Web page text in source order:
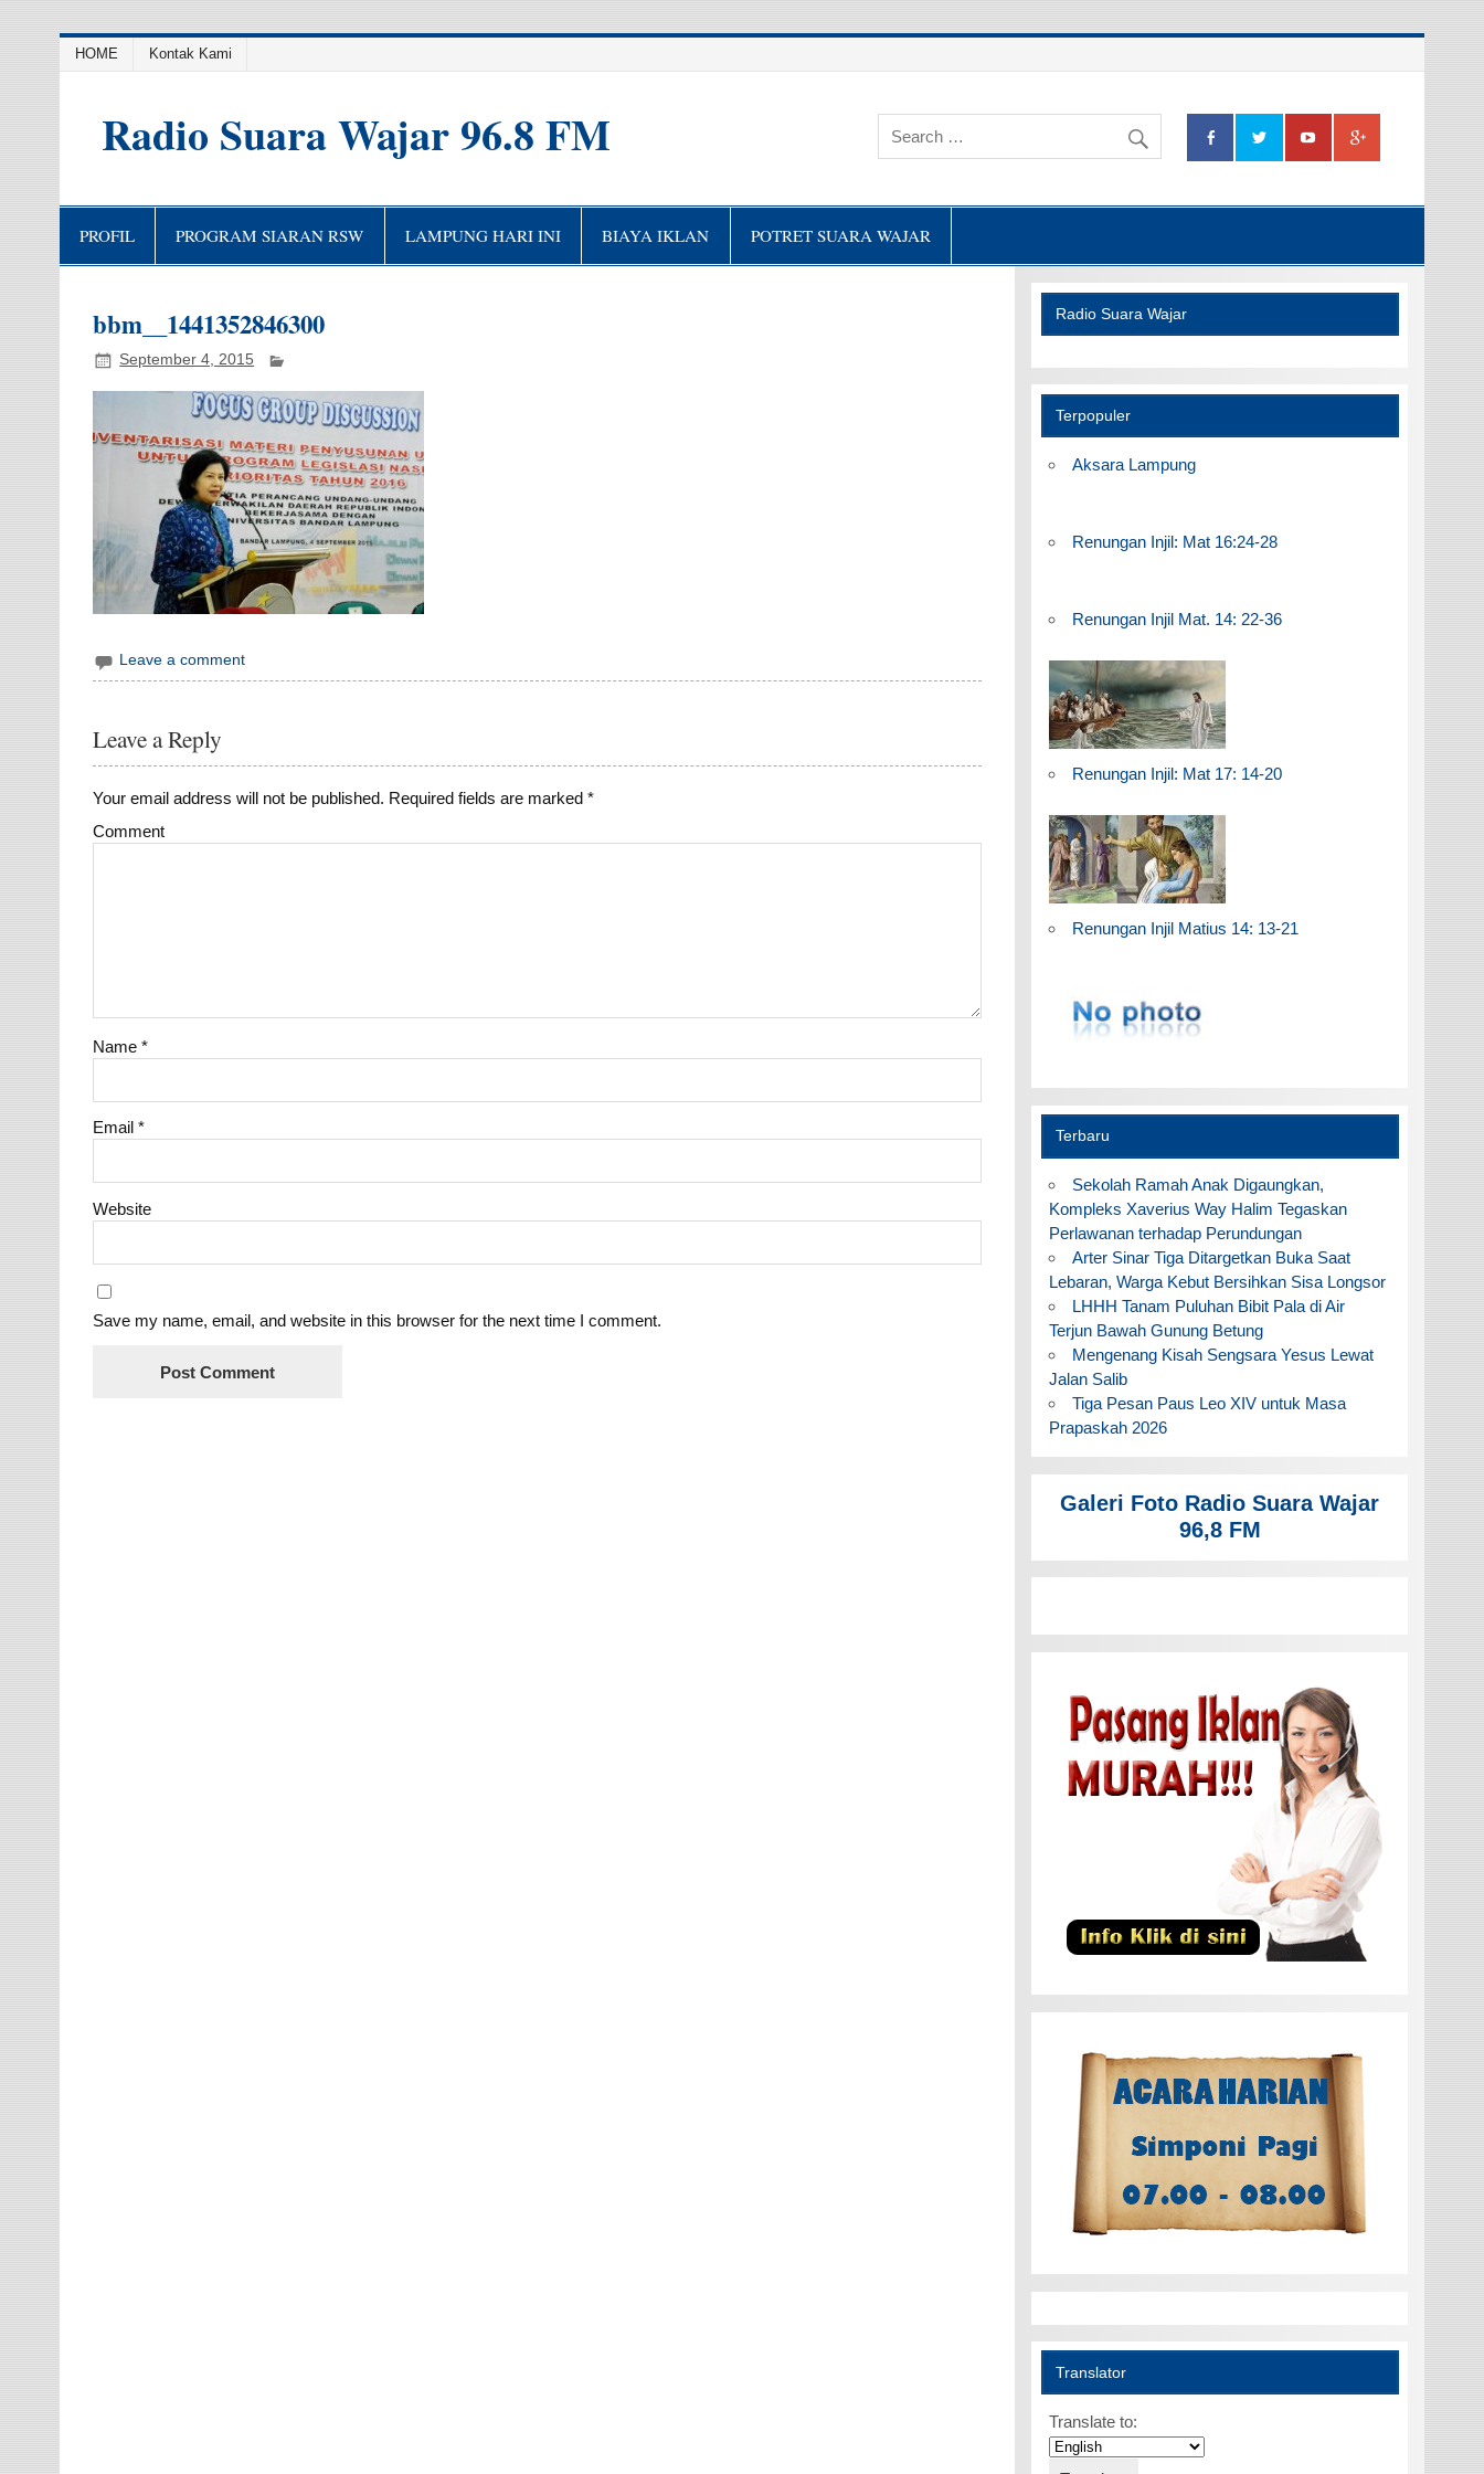
HOME Kontak Kami
Radio Suara Wajar 96.8 FM
PROFIL PROGRAM SIARAN RSW LAMPUNG HARI INI BIAYA IKLAN POTRET SUARA WAJAR
bbm__1441352846300
September 4, 2015
Leave a comment
Leave a Reply
Your email address will not be published. Required fields are marked*
Comment
Name*
Email*
Website
Save my name, email, and website in this browser for the next time I comment.
Radio Suara Wajar
Terpopuler
Aksara Lampung
Renungan Injil: Mat 16:24-28
Renungan Injil Mat. 14: 22-36
Renungan Injil: Mat 17: 14-20
Renungan Injil Matius 14: 13-21
Terbaru
Sekolah Ramah Anak Digaungkan,
Kompleks Xaverius Way Halim Tegaskan
Perlawanan terhadap Perundungan
Arter Sinar Tiga Ditargetkan Buka Saat
Lebaran, Warga Kebut Bersihkan Sisa Longsor
LHHH Tanam Puluhan Bibit Pala di Air
Terjun Bawah Gunung Betung
Mengenang Kisah Sengsara Yesus Lewat
Jalan Salib
Tiga Pesan Paus Leo XIV untuk Masa
Prapaskah 2026
Galeri Foto Radio Suara Wajar
96,8 FM
Translator
Translate to: